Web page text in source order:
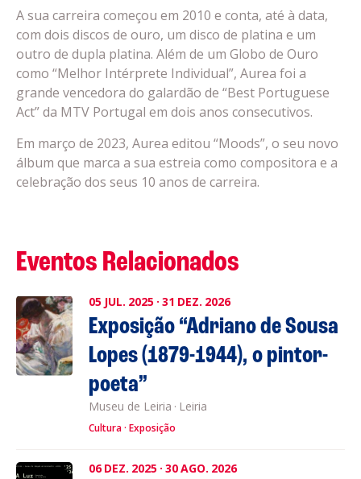
A sua carreira começou em 2010 e conta, até à data,
com dois discos de ouro, um disco de platina e um
outro de dupla platina. Além de um Globo de Ouro
como “Melhor Intérprete Individual”, Aurea foi a
grande vencedora do galardão de “Best Portuguese
Act” da MTV Portugal em dois anos consecutivos.
Em março de 2023, Aurea editou “Moods”, o seu novo
álbum que marca a sua estreia como compositora e a
celebração dos seus 10 anos de carreira.
Eventos Relacionados
05 JUL. 2025 · 31 DEZ. 2026
Exposição “Adriano de Sousa
Lopes (1879-1944), o pintor-
poeta”
Museu de Leiria · Leiria
Cultura Exposição
06 DEZ. 2025 · 30AGO. 2026